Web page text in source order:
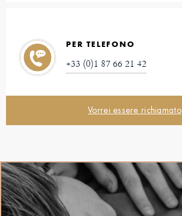
PER TELEFONO
+33 (0)1 87 66 21 42
Vorrei essere richiamato